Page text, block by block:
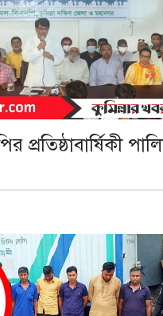
প্রতিষ্ঠাবার্ষিকী